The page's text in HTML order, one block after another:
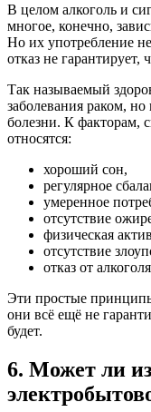
В целом алкоголь и
многое, конечно,
Но их употребление не
отказ не гарантирует,
Так называемый
заболевания раком,
болезни. К факторам,
относятся:
хороший сон,
регулярное
умеренное
отсутствие
физическая
отсутствие
отказ от
Эти простые
они всё ещё не
будет.
6. Может ли